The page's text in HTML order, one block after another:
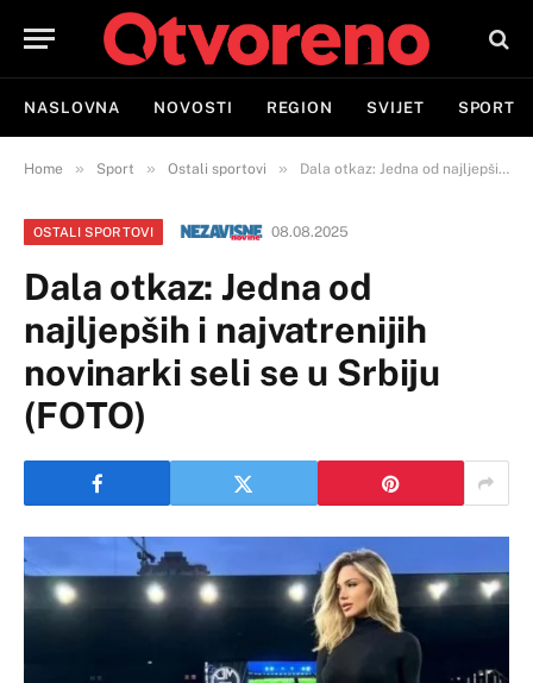
NASLOVNA NOVOSTI REGION SVIJET SPORT
Home » Sport » Ostali sportovi » Dala otkaz: Jedna od najljepših i najvatrenijih novinarki seli se u Srbiju (FOTO)
OSTALI SPORTOVI 08.08.2025
Dala otkaz: Jedna od
najljepših i najvatrenijih
novinarki seli se u Srbiju
(FOTO)